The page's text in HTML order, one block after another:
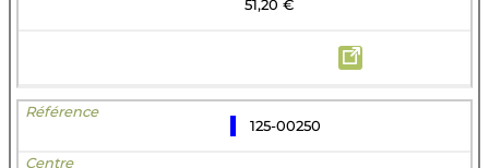
51,20 €
125-00250